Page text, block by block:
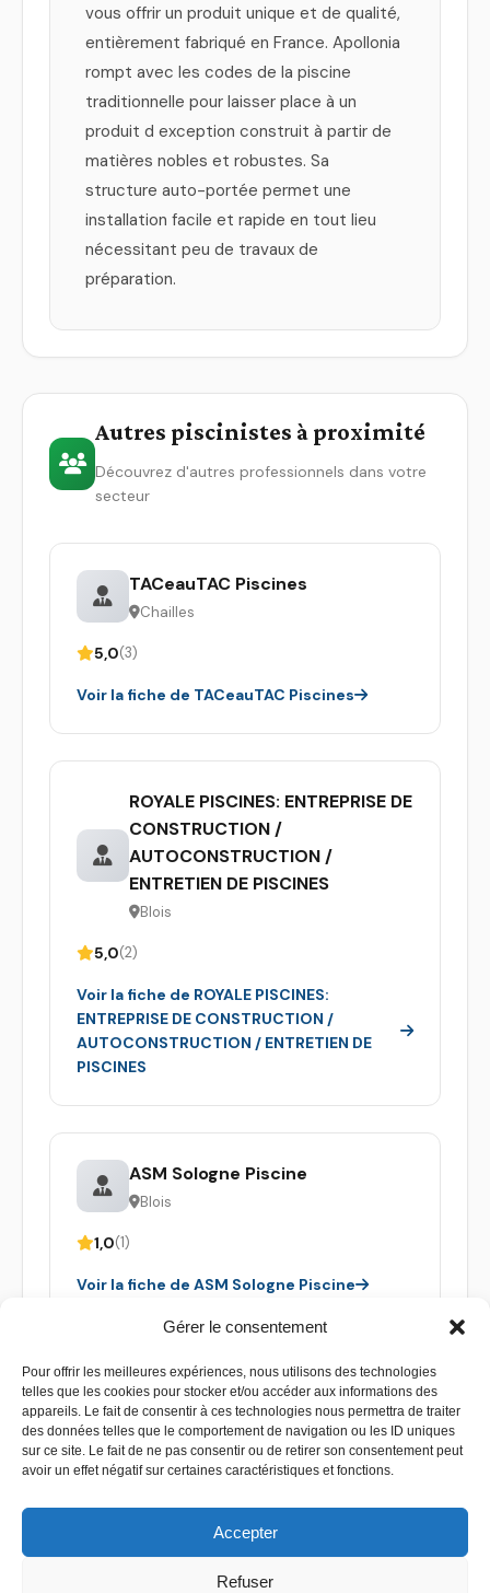
Gérer le consentement
Pour offrir les meilleures expériences, nous utilisons des technologies
telles que les cookies pour stocker et/ou accéder aux informations des
appareils. Le fait de consentir à ces technologies nous permettra de traiter
des données telles que le comportement de navigation ou les ID uniques
sur ce site. Le fait de ne pas consentir ou de retirer son consentement peut
avoir un effet négatif sur certaines caractéristiques et fonctions.
Accepter
Refuser
vous offrir un produit unique et de qualité,
entièrement fabriqué en France. Apollonia
rompt avec les codes de la piscine
traditionnelle pour laisser place à un
produit d exception construit à partir de
matières nobles et robustes. Sa
structure auto-portée permet une
installation facile et rapide en tout lieu
nécessitant peu de travaux de
préparation.
Autres piscinistes à proximité
Découvrez d'autres professionnels dans votre
secteur
TACeauTAC Piscines
Chailles
5,0(3)
Voir la fiche de TACeauTAC Piscines
ROYALE PISCINES: ENTREPRISE DE
CONSTRUCTION /
AUTOCONSTRUCTION /
ENTRETIEN DE PISCINES
Blois
5,0(2)
Voir la fiche de ROYALE PISCINES:
ENTREPRISE DE CONSTRUCTION /
AUTOCONSTRUCTION / ENTRETIEN DE
PISCINES
ASM Sologne Piscine
Blois
1,0(1)
Voir la fiche de ASM Sologne Piscine